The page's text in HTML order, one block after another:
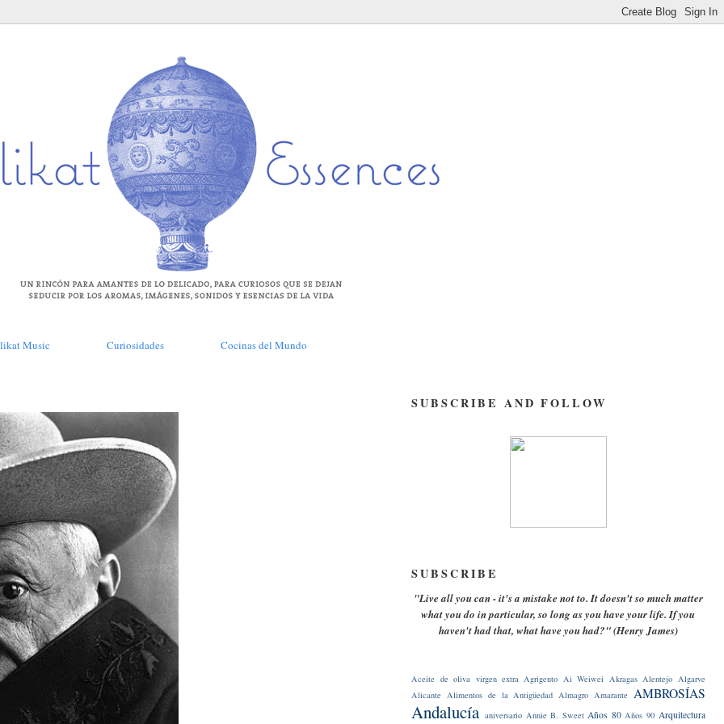
Music Curiosidades Cocinas del Mundo
SUBSCRIBE AND FOLLOW
SUBSCRIBE
"Live all you can - it's a mistake not to. It doesn't so much matter
what you do in particular, so long as you have your life. If you
haven't had that, what have you had?" (Henry James)
Aceite de oliva virgen extra Agrigento Ai Weiwei Akragas Alentejo Algarve
Alicante Alimentos de la Antigüedad Almagro Amarante AMBROSÍAS
Andalucía aniversario Annie B. Sweet Años 80 Años 90 Arquitectura